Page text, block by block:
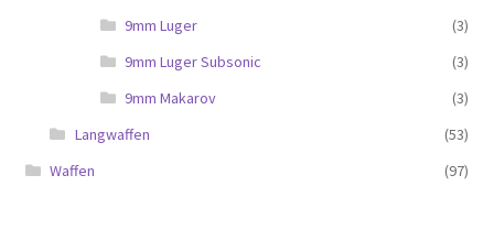
9mm Luger
(3)
9mm Luger Subsonic
(3)
9mm Makarov
(3)
Langwaffen
(53)
Waffen
(97)